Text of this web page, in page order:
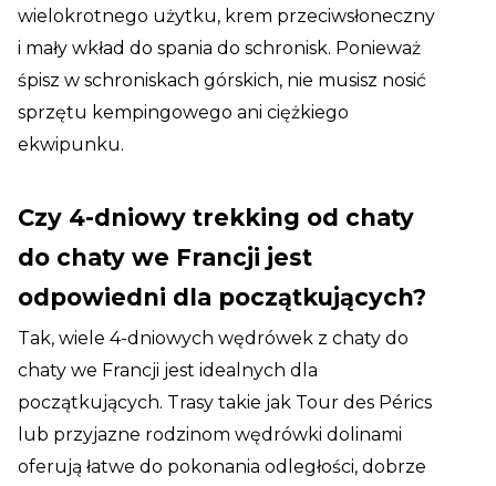
wielokrotnego użytku, krem przeciwsłoneczny
i mały wkład do spania do schronisk. Ponieważ
śpisz w schroniskach górskich, nie musisz nosić
sprzętu kempingowego ani ciężkiego
ekwipunku.
Czy 4-dniowy trekking od chaty
do chaty we Francji jest
odpowiedni dla początkujących?
Tak, wiele 4-dniowych wędrówek z chaty do
chaty we Francji jest idealnych dla
początkujących. Trasy takie jak Tour des Pérics
lub przyjazne rodzinom wędrówki dolinami
oferują łatwe do pokonania odległości, dobrze